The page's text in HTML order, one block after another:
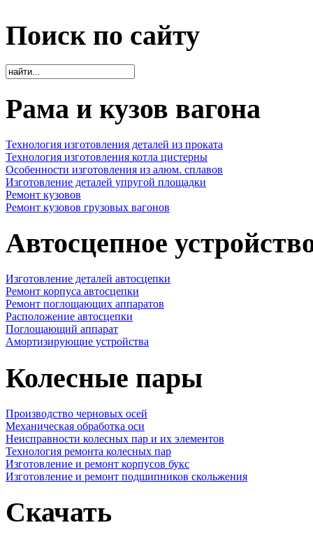
Поиск по сайту
Рама и кузов вагона
Технология изготовления деталей из проката
Технология изготовления котла цистерны
Особенности изготовления из алюм. сплавов
Изготовление деталей упругой площадки
Ремонт кузовов
Ремонт кузовов грузовых вагонов
Автосцепное
Изготовление деталей автосцепки
Ремонт корпуса автосцепки
Ремонт поглощающих аппаратов
Расположение автосцепки
Поглощающий аппарат
Амортизирующие устройства
Колесные пары
Производство черновых осей
Механическая обработка оси
Неисправности колесных пар и их элементов
Технология ремонта колесных пар
Изготовление и ремонт корпусов букс
Изготовление и ремонт подшипников скольжения
Скачать